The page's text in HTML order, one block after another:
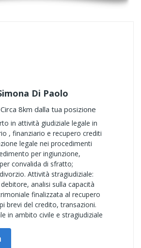
Di Paolo
8km dalla tua posizione
in attività giudiziale legale in
, finanziario e recupero crediti
legale nei procedimenti
per ingiunzione,
convalida di sfratto;
Attività stragiudiziale:
analisi sulla capacità
finalizzata al recupero
brevi del credito, transazioni.
in ambito civile e stragiudiziale